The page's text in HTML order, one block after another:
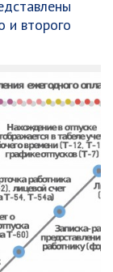
и второго